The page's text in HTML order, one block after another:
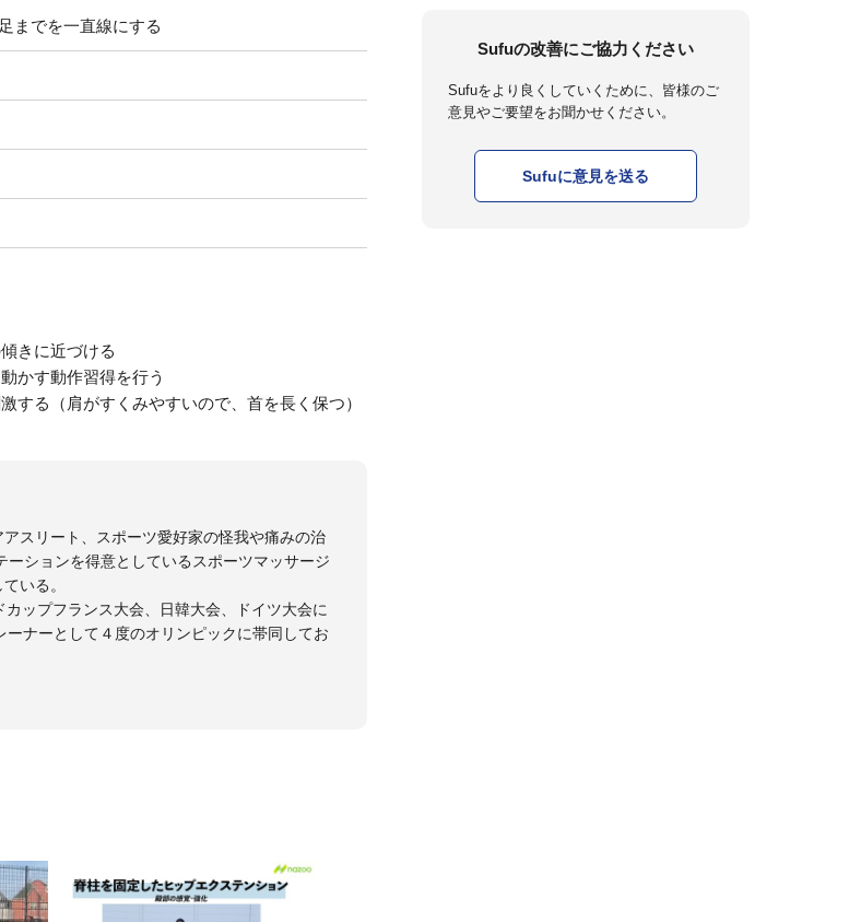
までを一直線にする
きに近づける
かす動作習得を行う
する（肩がすくみやすいので、首を長く保つ）
スリート、スポーツ愛好家の怪我や痛みの治
ションを得意としているスポーツマッサージ
いる。
ップフランス大会、日韓大会、ドイツ大会に
ナーとして４度のオリンピックに帯同してお
として掲げ、世の中の人々の『健康』をあら
Sufuの改善にご協力ください
Sufuをより良くしていくために、皆様のご
意見やご要望をお聞かせください。
Sufuに意見を送る